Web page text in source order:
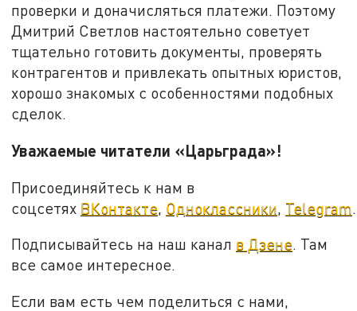
проверки и доначисляться платежи. Поэтому
Дмитрий Светлов настоятельно советует
тщательно готовить документы, проверять
контрагентов и привлекать опытных юристов,
хорошо знакомых с особенностями подобных
сделок.
Уважаемые читатели «Царьграда»!
Присоединяйтесь к нам в
соцсетях ВКонтакте Одноклассники Telegram
Подписывайтесь на наш канал в Дзене. Там
все самое интересное.
Если вам есть чем поделиться с нами,